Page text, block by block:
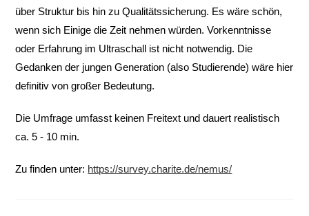
über Struktur bis hin zu Qualitätssicherung. Es wäre schön,
wenn sich Einige die Zeit nehmen würden. Vorkenntnisse
oder Erfahrung im Ultraschall ist nicht notwendig. Die
Gedanken der jungen Generation (also Studierende) wäre hier
definitiv von großer Bedeutung.
Die Umfrage umfasst keinen Freitext und dauert realistisch
ca. 5 - 10 min.
Zu finden unter: https://survey.charite.de/nemus/